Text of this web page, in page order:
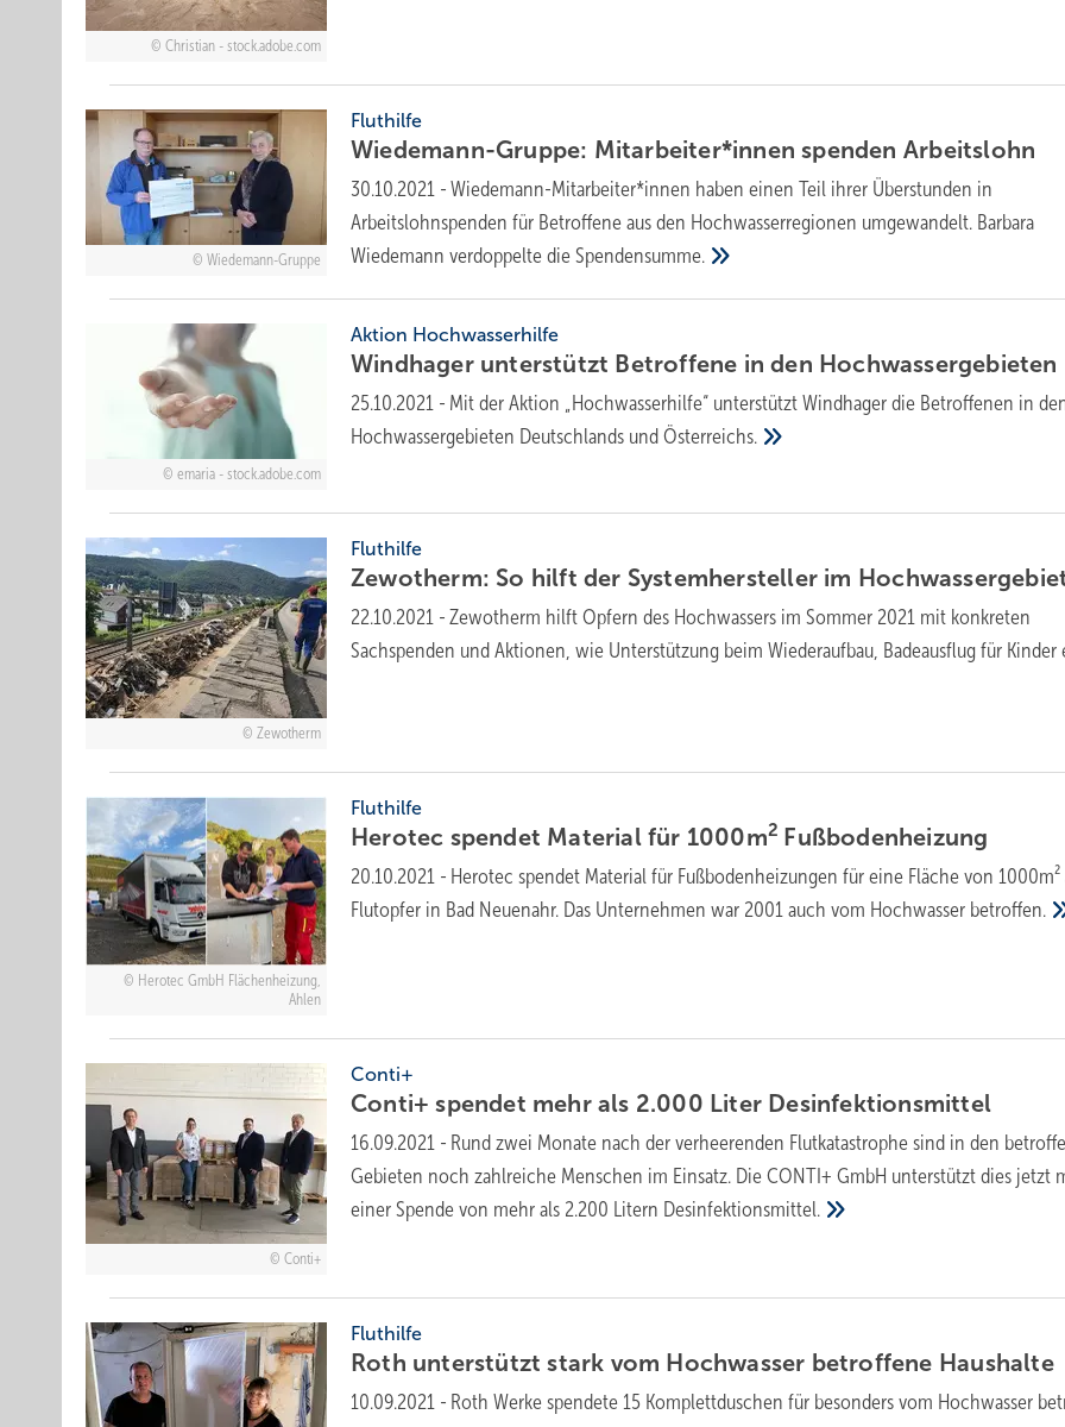
Christian - stock.adobe.com
Wiedemann-Gruppe
Fluthilfe
Wiedemann-Gruppe: Mitarbeiter*innen spenden Arbeitslohn
30.10.2021 - Wiedemann-Mitarbeiter*innen haben einen Teil ihrer Überstunden in
Arbeitslohnspenden für Betroffene aus den Hochwasserregionen umgewandelt. Barbara
Wiedemann verdoppelte dieSpendensumme.
emaria - stock.adobe.com
Aktion Hochwasserhilfe
Windhager unterstützt Betroffene in den Hochwassergebieten
25.10.2021 - Mit der Aktion „Hochwasserhilfe“ unterstützt Windhager die Betroffenen in
Hochwassergebieten Deutschlands undÖsterreichs.
Zewotherm
Fluthilfe
Zewotherm: So hilft der Systemhersteller im
22.10.2021 - Zewotherm hilft Opfern des Hochwassers im Sommer 2021 mit konkreten
Sachspenden und Aktionen, wie Unterstützung beim Wiederaufbau, Badeausflug für Kinder
Herotec GmbH Flächenheizung,
Ahlen
Fluthilfe
Herotec spendet Material für 1000m2 Fußbodenheizung
20.10.2021 - Herotec spendet Material für Fußbodenheizungen für eine Fläche von 1000m²
Flutopfer in Bad Neuenahr. Das Unternehmen war 2001 auch vom Hochwasser betroffen.
Conti+
Conti+
Conti+ spendet mehr als 2.000 Liter Desinfektionsmittel
16.09.2021 - Rund zwei Monate nach der verheerenden Flutkatastrophe sind in den
Gebieten noch zahlreiche Menschen im Einsatz. Die CONTI+ GmbH unterstützt dies jetzt
einer Spende von mehr als 2.200 Litern Desinfektionsmittel.
Fluthilfe
Roth unterstützt stark vom Hochwasser betroffene Haushalte
10.09.2021 - Roth Werke spendete 15 Komplettduschen für besonders vom Hochwasser